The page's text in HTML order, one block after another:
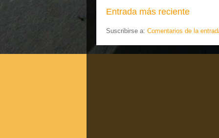
Entrada más reciente
Suscribirse a: Comentarios de la